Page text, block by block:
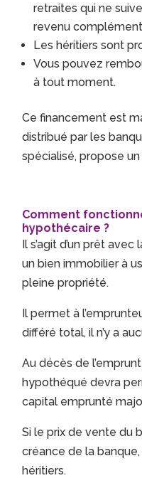
retraites qui ne
revenu
Les héritiers sont
Vous pouvez
à tout moment.
Ce financement est
distribué par les
spécialisé, propose
Comment
hypothécaire ?
Il s’agit d’un prêt
un bien immobilier à
pleine propriété.
Il permet à
différé total, il n’y a
Au décès de
hypothéqué devra
capital emprunté
Si le prix de vente du
créance de la
héritiers.